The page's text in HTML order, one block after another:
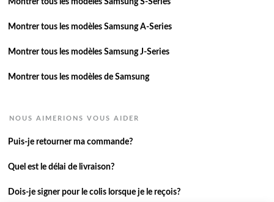
Montrer tous les modèles Samsung S-Series
Montrer tous les modèles Samsung A-Series
Montrer tous les modèles Samsung J-Series
Montrer tous les modèles de Samsung
NOUS AIMERIONS VOUS AIDER
Puis-je retourner ma commande?
Quel est le délai de livraison?
Dois-je signer pour le colis lorsque je le reçois?